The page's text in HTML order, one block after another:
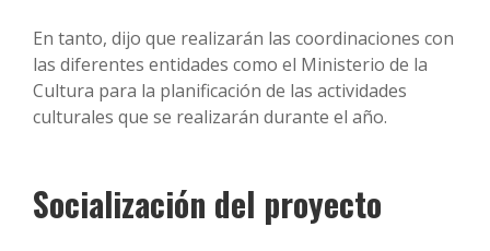
En tanto, dijo que realizarán las coordinaciones con
las diferentes entidades como el Ministerio de la
Cultura para la planificación de las actividades
culturales que se realizarán durante el año.
Socialización del proyecto